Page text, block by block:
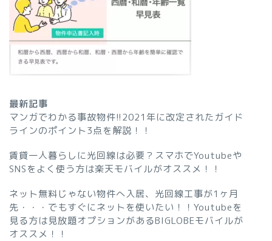
最新記事
マンガでわかる事故物件!!2021年に改定されたガイド
ラインのポイント3点を解説！！
賃貸一人暮らしに光回線は必要？スマホでYoutubeや
SNSをよく使う方は楽天モバイルがオススメ！！
ネット無料じゃない物件へ入居、光回線工事が1ヶ月
先・・・でもすぐにネットを使いたい！！Youtubeを
見る方は見放題オプションがあるBIGLOBEモバイルが
オススメ！！